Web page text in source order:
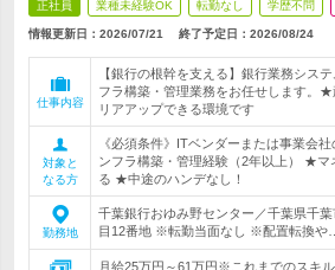
正社員 業種未経験OK 転勤なし 学歴不問
情報更新日：2026/07/21 終了予定日： 2026/08/24
仕事内容
【銀行の根幹を支える】銀行業務シス
フラ構築・管理業務をお任せします。★
リアアップできる環境です
対象と
なる方
《必須条件》ITベンダーまたは事業会
ンフラ構築・管理経験（2年以上） ★マ
る ★中途のハンデなし！
勤務地
千葉銀行おゆみ野センター／千葉県千
目12番地 ※転勤当面なし ※配置転換や…
月給25万円～61万円※これまでのスキ